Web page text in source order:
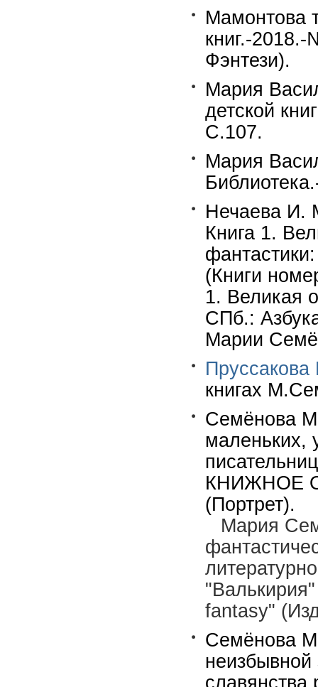
Мамонтова
книг.-
Фэнтези).
Мария
детской
С.107.
Мария
Нечаева И.
Книга 1.
(Книги
1. Великая
СПб.:
Марии
книгах
Семёнова
маленьких,
КНИЖНОЕ
(Портрет).
Мария
fantasy"
Семёнова